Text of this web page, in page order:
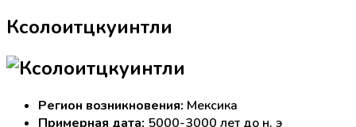
Ксолоитцкуинтли
Регион возникновения: Мексика
Примерная дата: 5000-3000 лет до н. э